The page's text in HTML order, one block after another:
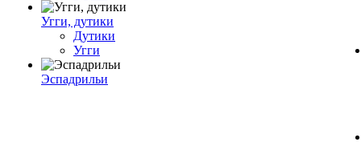
Угги, дутики
Дутики
Угги
Эспадрильи